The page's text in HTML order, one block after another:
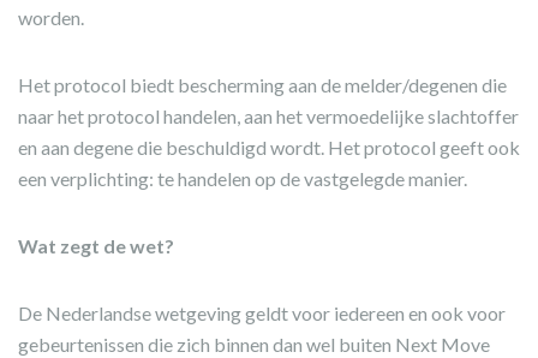
worden.
Het protocol biedt bescherming aan de melder/degenen die
naar het protocol handelen, aan het vermoedelijke slachtoffer
en aan degene die beschuldigd wordt. Het protocol geeft ook
een verplichting: te handelen op de vastgelegde manier.
Wat zegt de wet?
De Nederlandse wetgeving geldt voor iedereen en ook voor
gebeurtenissen die zich binnen dan wel buiten Next Move